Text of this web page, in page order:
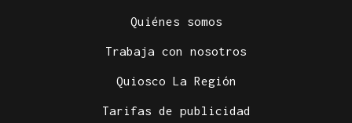
Quiénes somos
Trabaja con nosotros
Quiosco La Región
Tarifas de publicidad